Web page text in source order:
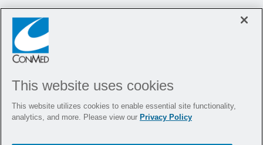
This website uses cookies
This website utilizes cookies to enable essential site functionality,
analytics, and more. Please view our Privacy Policy